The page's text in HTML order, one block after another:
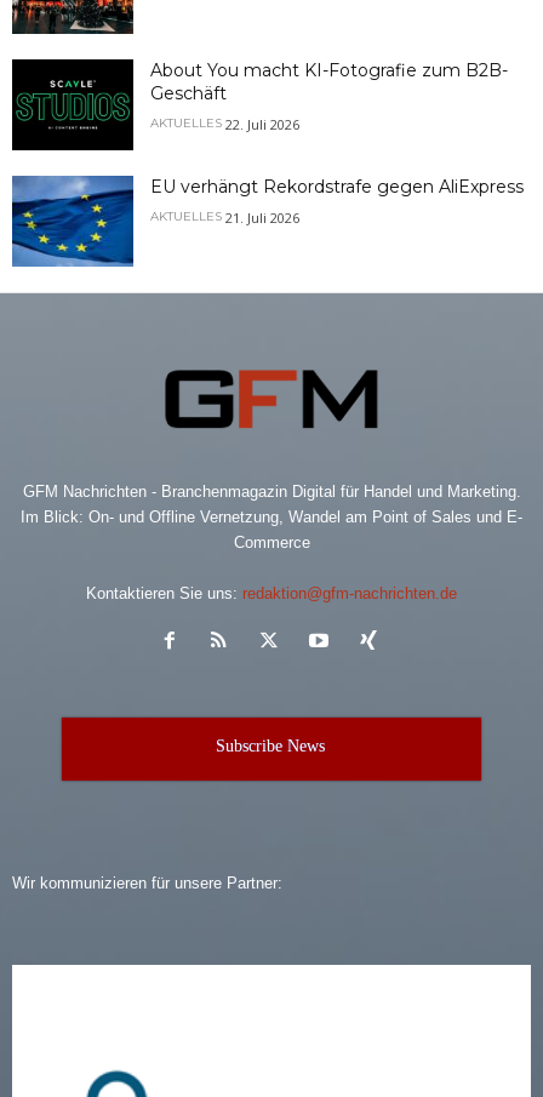
About You macht KI-Fotografie zum B2B-
Geschäft
AKTUELLES 22. Juli 2026
EU verhängt Rekordstrafe gegen AliExpress
AKTUELLES 21. Juli 2026
GFM Nachrichten - Branchenmagazin Digital für Handel und Marketing.
Im Blick: On- und Offline Vernetzung, Wandel am Point of Sales und E-
Commerce
Kontaktieren Sie uns: redaktion@gfm-nachrichten.de
Subscribe News
Wir kommunizieren für unsere Partner: